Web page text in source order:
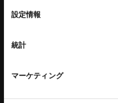
設定情報
統計
マーケティング
各種チラシダウンロード
生産終了品のご案内
環境設備
リサイクルプラントシステム
バッチ式産業用混練機シリーズ